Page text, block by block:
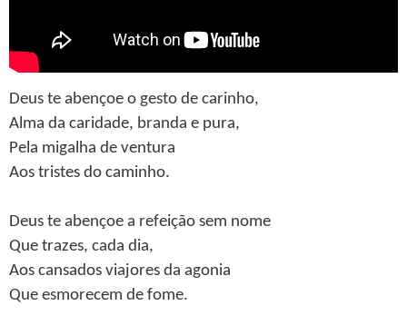
Deus te abençoe o gesto de carinho,
Alma da caridade, branda e pura,
Pela migalha de ventura
Aos tristes do caminho.
Deus te abençoe a refeição sem nome
Que trazes, cada dia,
Aos cansados viajores da agonia
Que esmorecem de fome.